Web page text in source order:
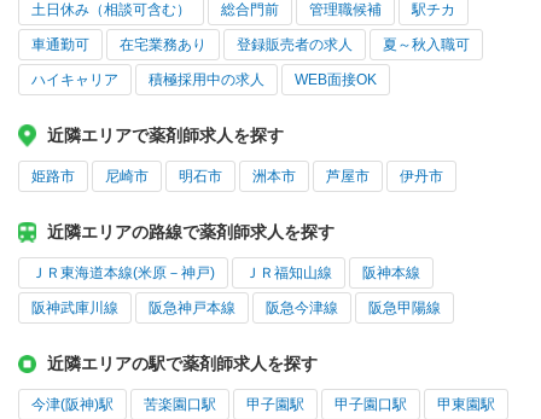
土日休み（相談可含む） 総合門前 管理職候補 駅チカ
車通勤可 在宅業務あり 登録販売者の求人 夏～秋入職可
ハイキャリア 積極採用中の求人 WEB面接OK
近隣エリアで薬剤師求人を探す
姫路市 尼崎市 明石市 洲本市 芦屋市 伊丹市
近隣エリアの路線で薬剤師求人を探す
ＪＲ東海道本線(米原－神戸) ＪＲ福知山線 阪神本線
阪神武庫川線 阪急神戸本線 阪急今津線 阪急甲陽線
近隣エリアの駅で薬剤師求人を探す
今津(阪神)駅 苦楽園口駅 甲子園駅 甲子園口駅 甲東園駅